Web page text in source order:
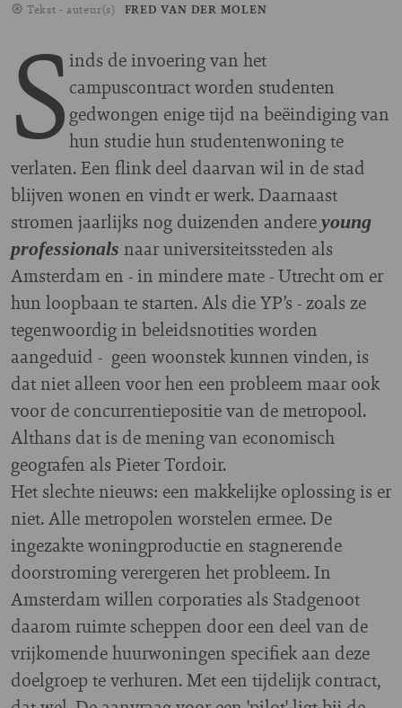
Tekst - auteur(s) FRED VAN DER MOLEN
Sinds de invoering van het
campuscontract worden studenten
gedwongen enige tijd na beëindiging van
hun studie hun studentenwoning te
verlaten. Een flink deel daarvan wil in de stad
blijven wonen en vindt er werk. Daarnaast
stromen jaarlijks nog duizenden andere young
professionals naar universiteitssteden als
Amsterdam en - in mindere mate - Utrecht om er
hun loopbaan te starten. Als die YP’s - zoals ze
tegenwoordig in beleidsnotities worden
aangeduid - geen woonstek kunnen vinden, is
dat niet alleen voor hen een probleem maar ook
voor de concurrentiepositie van de metropool.
Althans dat is de mening van economisch
geografen als Pieter Tordoir.
Het slechte nieuws: een makkelijke oplossing is er
niet. Alle metropolen worstelen ermee. De
ingezakte woningproductie en stagnerende
doorstroming verergeren het probleem. In
Amsterdam willen corporaties als Stadgenoot
daarom ruimte scheppen door een deel van de
vrijkomende huurwoningen specifiek aan deze
doelgroep te verhuren. Met een tijdelijk contract,